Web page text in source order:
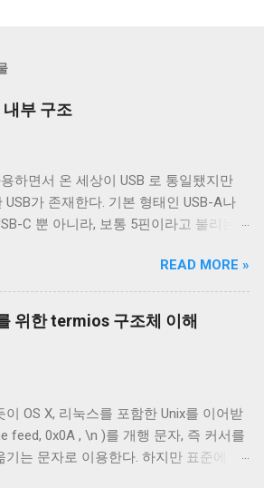
내부 구조
하면서 온 세상이 USB 로 통일됐지만
가 존재한다. 기본 형태인 USB-A나
C 뿐 아니라, 보통 5핀이라고 불리는
기 때문에 쉽게 구분할 수 있는데 케이블
똑같아 보이는 케이블이라도 어떤 케이
되고 어떤 케이블은 데이터 통신이 가능
블 내부 구성에 따라 발생한다. 이번 글
의 내부를 통해 USB 케이블에 대해 자세
케이블의 편조 차폐와 호일 차폐 위 사
아래로 금속 선이 있는 것을 알 수 있다.
전선은 아니다. 이 선은 전자기 차폐를
선이다. 실제 전선은 이 금속 선을 벗겨야
READ MORE »
위한 termios 구조체 이해
OS X, 리눅스를 포함한 Unix를 이어받
feed, 0x0A , \n )를 개행 문자, 즉 커서를
기는 문자로 이용한다. 하지만 표준에 정